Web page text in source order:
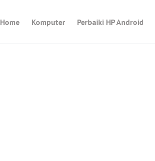
Home Komputer Perbaiki HP Android